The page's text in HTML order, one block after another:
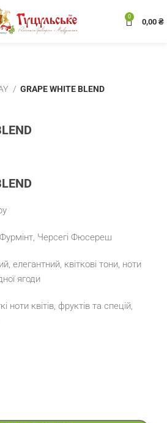
0
0,00 ₴
GRAPE WHITE BLEND
Фурмінт, Черсегі Фюсереш
елегантний, квіткові тони, ноти
ягоди
ноти квітів, фруктів та спецій,